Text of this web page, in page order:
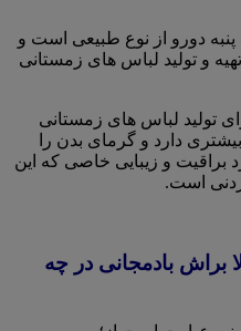
پنبه دورو از نوع طبیعی است و
و تولید لباس های زمستانی
تولید لباس های زمستانی
دارد و گرمای بدن را
براقیت و زیبایی خاصی که این
زدنی است.
براش بادمجانی در چه